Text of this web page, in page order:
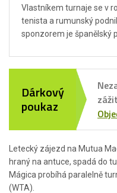
Letecký zájezd na Mutua
hraný na antuce, spadá do
Mágica probíhá paralelně
(WTA).
Vlastníkem turnaje se v
tenista a rumunský
sponzorem je španělský
Dárkový
poukaz